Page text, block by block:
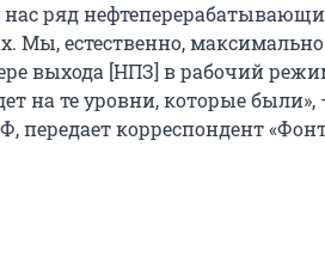
нас ряд
Мы, естественно,
выхода [НПЗ] в рабочий
на те уровни, которые
передает корреспондент